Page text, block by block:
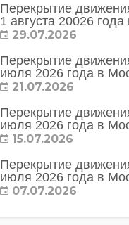
Перекрытие
1 августа 20026
29.07.2026
Перекрытие
июля 2026 года в
21.07.2026
Перекрытие
июля 2026 года в
15.07.2026
Перекрытие
июля 2026 года в
07.07.2026